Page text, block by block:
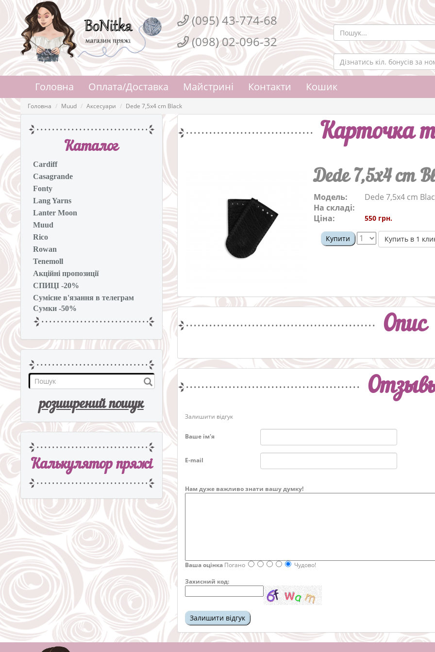
(095) 43-774-68
(098) 02-096-32
Головна Оплата/Доставка Майстрині Контакти Кошик
Головна Muud Аксесуари Dede 7,5x4 cm Black
Каталог
Cardiff
Casagrande
Fonty
Lang Yarns
Lanter Moon
Muud
Rico
Rowan
Tenemoll
Акційні пропозиції
СПИЦІ -20%
Сумісне в'язання в телеграм
Сумки -50%
розширений пошук
Калькулятор пряжi
Карточка
Dede 7,5x4 cm
Модель:
Dede 7,5x4 cm
На складі:
Ціна:
550 грн.
Купити Купить в 1
Опис
Залишити відгук
Ваше ім'я
E-mail
Нам дуже важливо знати вашу думку!
Ваша оцінка Погано
Чудово!
Захисний код: